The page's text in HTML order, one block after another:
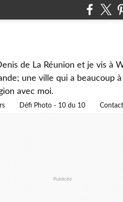
de La Réunion et je vis à
une ville qui a beaucoup
avec moi.
Défi Photo - 10 du 10 Contact
Publicité